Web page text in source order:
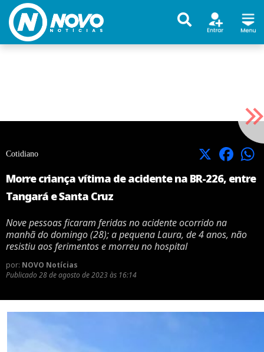
Cotidiano X Facebook
Morre criança vítima de acidente na BR-226, entre
Tangará e Santa Cruz
Nove pessoas ficaram feridas no acidente ocorrido na
manhã do domingo (28); a pequena Laura, de 4 anos, não
resistiu aos ferimentos e morreu no hospital
por: NOVO Notícias
Publicado 28 de agosto de 2023 às 16:14